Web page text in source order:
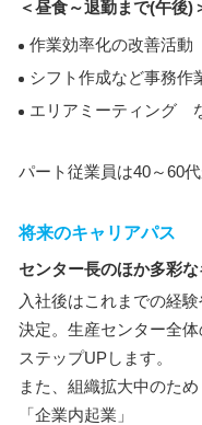
＜昼食～退勤まで(午後)
作業効率化の改善活動
シフト作成など事務作
エリアミーティング
パート従業員は40～60代
将来のキャリアパス
センター長のほか多彩
入社後はこれまでの経
決定。生産センター全体
ステップUPします。
また、組織拡大中のため
「企業内起業」